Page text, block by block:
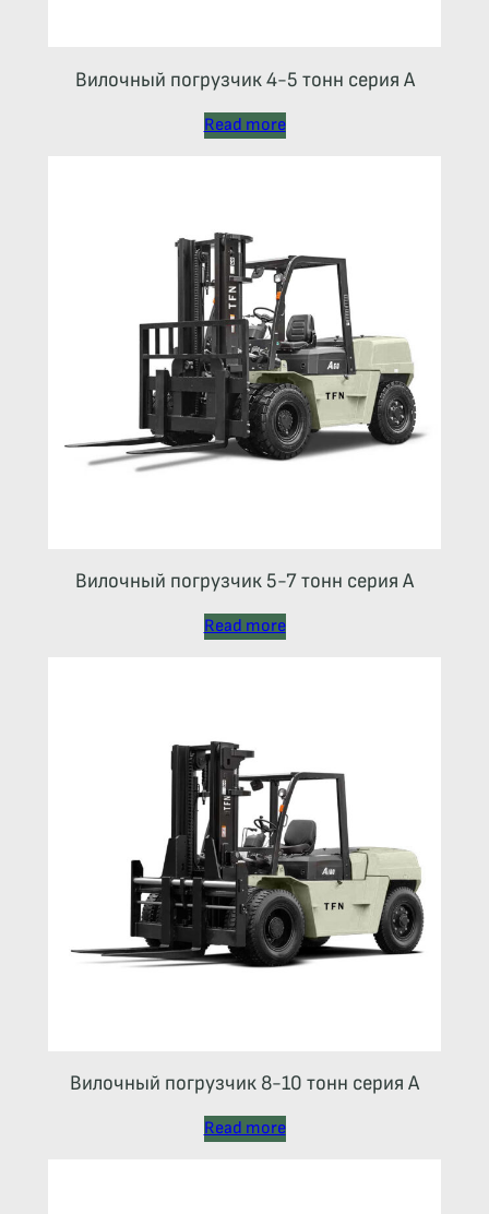
Вилочный погрузчик 4-5 тонн серия А
Read more
Вилочный погрузчик 5-7 тонн серия А
Read more
Вилочный погрузчик 8-10 тонн серия А
Read more